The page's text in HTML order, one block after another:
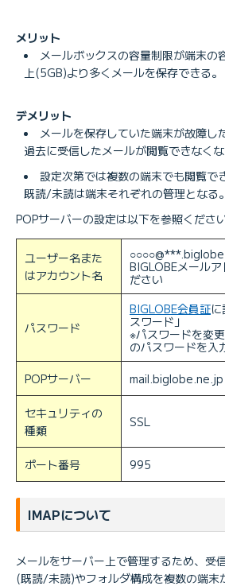
メリット
メールボックスの容量制限が端末の
上(5GB)より多くメールを保存できる。
デメリット
メールを保存していた端末が故障し
過去に受信したメールが閲覧できなくな
設定次第では複数の端末でも閲覧で
既読/未読は端末それぞれの管理となる。
POPサーバーの設定は以下を参照ください
ユーザー名また
はアカウント名
BIGLOBEメール
ださい
パスワード
BIGLOBE会員証
スワード」
※パスワードを変
のパスワードを入
POPサーバー
mail.biglobe.ne.jp
セキュリティの
種類
SSL
ポート番号 995
IMAPについて
メールをサーバー上で管理するため、受
(既読/未読)やフォルダ構成を複数の端末